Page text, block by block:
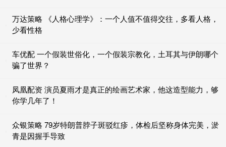
万达策略 《人格心理学》：一个人值不值得交往，多看人格，
少看性格
车优配 一个假装世俗化，一个假装宗教化，土耳其与伊朗哪个
骗了世界？
凤凰配资 演员夏雨才是真正的绘画艺术家，他这造型能力，够
你学几年了！
众银策略 79岁特朗普脖子斑驳红疹，体检后坚称身体完美，淤
青是因握手导致